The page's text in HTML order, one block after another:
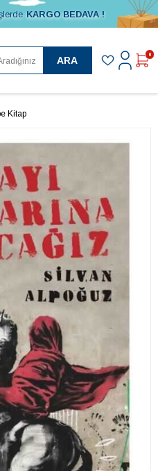
KARGO BEDAVA !
ARA
0
Kitap